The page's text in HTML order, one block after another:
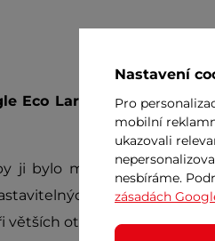
Eco Large
je vyrobena z
ji bylo možné uchytit do
suchých
větších otřesech.
Nastavení
Pro
mobilní
ukazovali
nesbíráme.
zásadách